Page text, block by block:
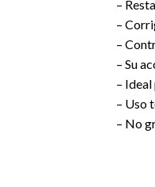
–
–
–
– Su
–
– Uso
– No